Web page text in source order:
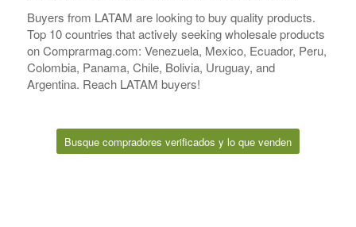
Buyers from LATAM are looking to buy quality products.
Top 10 countries that actively seeking wholesale products
on Comprarmag.com: Venezuela, Mexico, Ecuador, Peru,
Colombia, Panama, Chile, Bolivia, Uruguay, and
Argentina. Reach LATAM buyers!
Busque compradores verificados y lo que venden